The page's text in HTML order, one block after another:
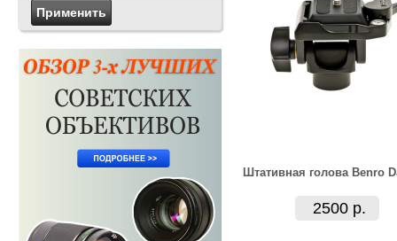
Штативная голова Benro
2500 р.